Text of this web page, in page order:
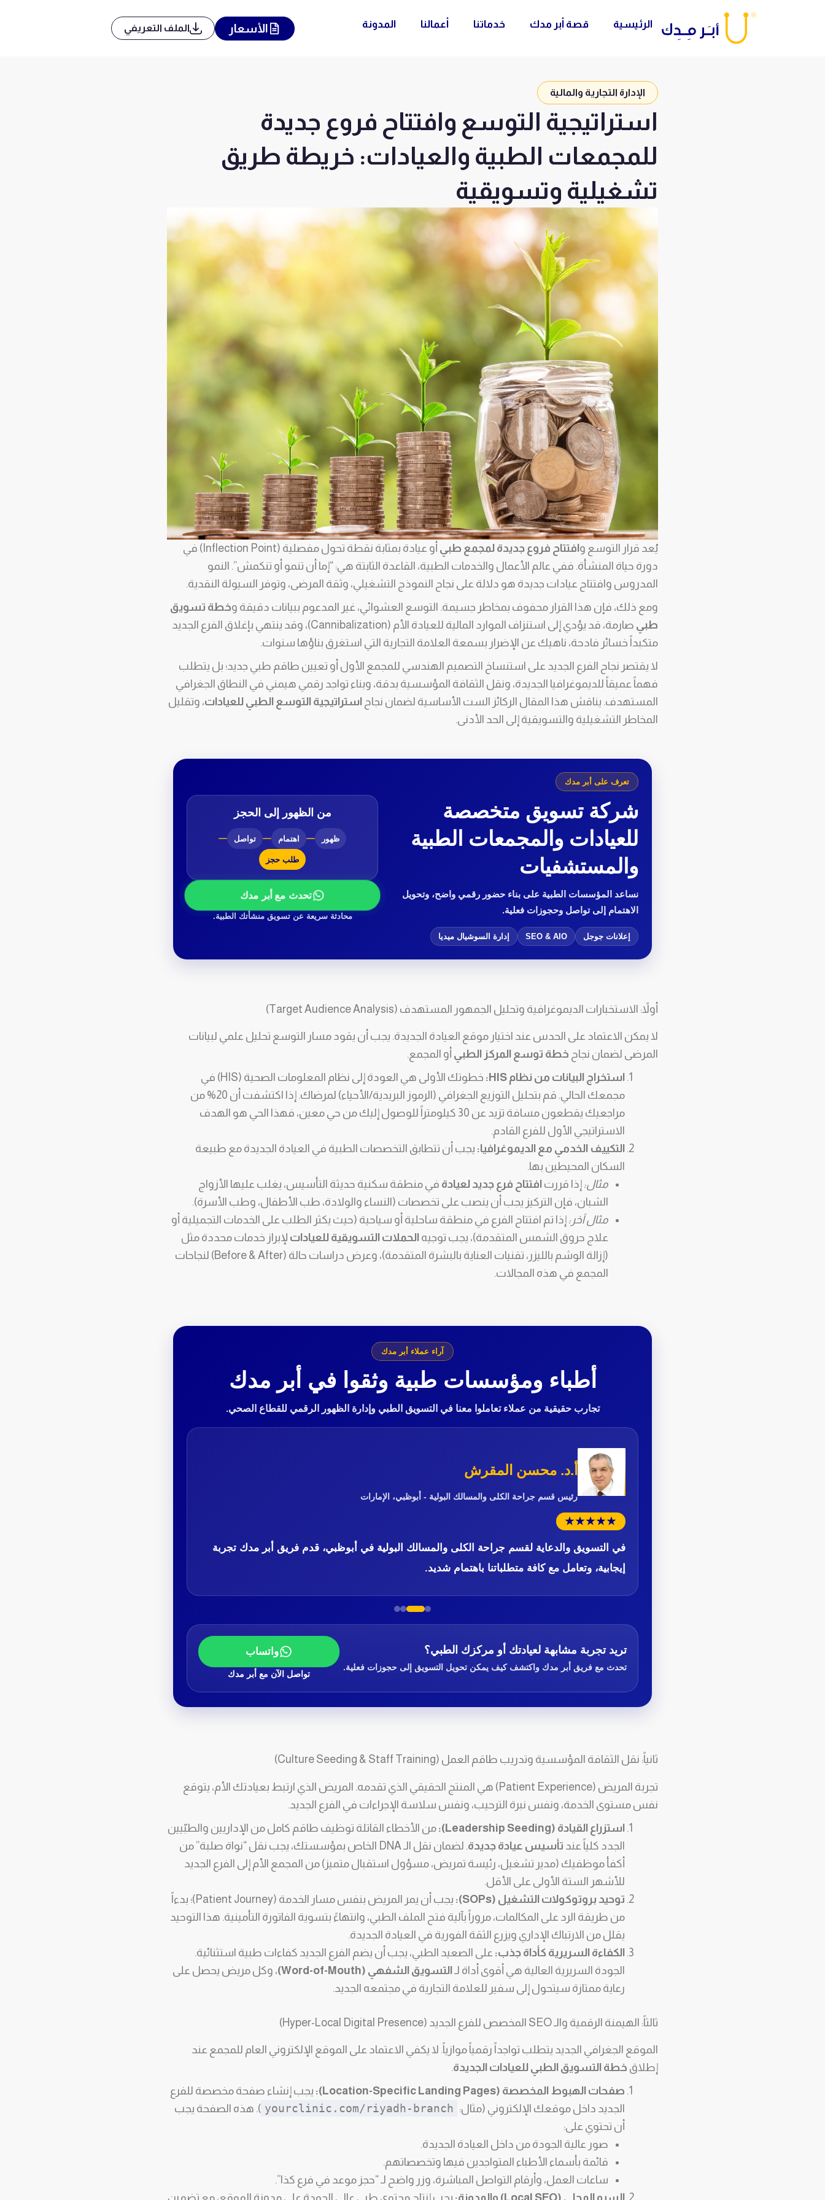
الرئيسية قصة أبر مدك خدماتنا أعمالنا المدونة الأسعار الملف التعريفي
الإدارة التجارية والمالية
استراتيجية التوسع وافتتاح فروع جديدة
للمجمعات الطبية والعيادات: خريطة طريق
تشغيلية وتسويقية
يُعد قرار التوسع وافتتاح فروع جديدة لمجمع طبي
أو عيادة بمثابة نقطة تحول مفصلية (Inflection Point) في
دورة حياة المنشأة. ففي عالم الأعمال والخدمات الطبية، القاعدة الثابتة هي: “إما أن تنمو أو تنكمش”. النمو
المدروس وافتتاح عيادات جديدة هو دلالة على نجاح النموذج التشغيلي، وثقة المرضى، وتوفر السيولة النقدية.
ومع ذلك، فإن هذا القرار محفوف بمخاطر جسيمة. التوسع العشوائي، غير المدعوم ببيانات دقيقة وخطة تسويق
طبي
صارمة، قد يؤدي إلى استنزاف الموارد المالية للعيادة الأم (Cannibalization)، وقد ينتهي بإغلاق الفرع الجديد
متكبداً خسائر فادحة، ناهيك عن الإضرار بسمعة العلامة التجارية التي استغرق بناؤها سنوات.
لا يقتصر نجاح الفرع الجديد على استنساخ التصميم الهندسي للمجمع الأول أو تعيين طاقم طبي جديد؛ بل يتطلب
فهماً عميقاً للديموغرافيا الجديدة، ونقل الثقافة المؤسسية بدقة، وبناء تواجد رقمي هيمني في النطاق الجغرافي
المستهدف. يناقش هذا المقال الركائز الست الأساسية لضمان نجاح استراتيجية التوسع الطبي للعيادات، وتقليل
المخاطر التشغيلية والتسويقية إلى الحد الأدنى.
تعرف على أبر مدك
شركة تسويق متخصصة
للعيادات والمجمعات الطبية
والمستشفيات
نساعد المؤسسات الطبية على بناء حضور رقمي واضح، وتحويل
الاهتمام إلى تواصل وحجوزات فعلية.
إعلانات جوجل SEO & AIO إدارة السوشيال ميديا
من الظهور إلى الحجز
ظهور اهتمام تواصل
طلب حجز
تحدث مع أبر مدك
محادثة سريعة عن تسويق منشأتك الطبية.
أولاً: الاستخبارات الديموغرافية وتحليل الجمهور المستهدف (Target Audience Analysis)
لا يمكن الاعتماد على الحدس عند اختيار موقع العيادة الجديدة. يجب أن يقود مسار التوسع تحليل علمي لبيانات
المرضى لضمان نجاح خطة توسع المركز الطبي أو المجمع.
استخراج البيانات من نظام HIS:
خطوتك الأولى هي العودة إلى نظام المعلومات الصحية (HIS) في
مجمعك الحالي. قم بتحليل التوزيع الجغرافي (الرموز البريدية/الأحياء) لمرضاك. إذا اكتشفت أن 20% من
مراجعيك يقطعون مسافة تزيد عن 30 كيلومتراً للوصول إليك من حي معين، فهذا الحي هو الهدف
الاستراتيجي الأول للفرع القادم.
التكييف الخدمي مع الديموغرافيا: يجب أن تتطابق التخصصات الطبية في العيادة الجديدة مع طبيعة
السكان المحيطين بها.
مثال: إذا قررت افتتاح فرع جديد لعيادة في منطقة سكنية حديثة التأسيس، يغلب عليها الأزواج
الشبان، فإن التركيز يجب أن ينصب على تخصصات (النساء والولادة، طب الأطفال، وطب الأسرة).
مثال آخر: إذا تم افتتاح الفرع في منطقة ساحلية أو سياحية (حيث يكثر الطلب على الخدمات التجميلية أو
علاج حروق الشمس المتقدمة)، يجب توجيه الحملات التسويقية للعيادات لإبراز خدمات محددة مثل
(إزالة الوشم بالليزر، تقنيات العناية بالبشرة المتقدمة)، وعرض دراسات حالة (Before & After) لنجاحات
المجمع في هذه المجالات.
آراء عملاء أبر مدك
أطباء ومؤسسات طبية وثقوا في أبر مدك
تجارب حقيقية من عملاء تعاملوا معنا في التسويق الطبي وإدارة الظهور الرقمي للقطاع الصحي.
أ.د. محسن المقرش
رئيس قسم جراحة الكلى والمسالك البولية - أبوظبي، الإمارات
★★★★★
في التسويق والدعاية لقسم جراحة الكلى والمسالك البولية في أبوظبي، قدم فريق أبر مدك تجربة
إيجابية، وتعامل مع كافة متطلباتنا باهتمام شديد.
تريد تجربة مشابهة لعيادتك أو مركزك الطبي؟
تحدث مع فريق أبر مدك واكتشف كيف يمكن تحويل التسويق إلى حجوزات فعلية.
واتساب
تواصل الآن مع أبر مدك
ثانياً: نقل الثقافة المؤسسية وتدريب طاقم العمل (Culture Seeding & Staff Training)
تجربة المريض (Patient Experience) هي المنتج الحقيقي الذي تقدمه. المريض الذي ارتبط بعيادتك الأم، يتوقع
نفس مستوى الخدمة، ونفس نبرة الترحيب، ونفس سلاسة الإجراءات في الفرع الجديد.
استزراع القيادة (Leadership Seeding):
من الأخطاء القاتلة توظيف طاقم كامل من الإداريين والطبّيين
الجدد كلياً عند تأسيس عيادة جديدة
. لضمان نقل الـ DNA الخاص بمؤسستك، يجب نقل “نواة صلبة” من
أكفأ موظفيك (مدير تشغيل، رئيسة تمريض، مسؤول استقبال متميز) من المجمع الأم إلى الفرع الجديد
للأشهر الستة الأولى على الأقل.
توحيد بروتوكولات التشغيل (SOPs):
يجب أن يمر المريض بنفس مسار الخدمة (Patient Journey)؛ بدءاً
من طريقة الرد على المكالمات، مروراً بآلية فتح الملف الطبي، وانتهاءً بتسوية الفاتورة التأمينية. هذا التوحيد
يقلل من الارتباك الإداري ويزرع الثقة الفورية في العيادة الجديدة.
الكفاءة السريرية كأداة جذب: على الصعيد الطبي، يجب أن يضم الفرع الجديد كفاءات طبية استثنائية.
الجودة السريرية العالية هي أقوى أداة لـالتسويق الشفهي (Word-of-Mouth)
، وكل مريض يحصل على
رعاية ممتازة سيتحول إلى سفير للعلامة التجارية في مجتمعه الجديد.
ثالثاً: الهيمنة الرقمية والـ SEO المخصص للفرع الجديد (Hyper-Local Digital Presence)
الموقع الجغرافي الجديد يتطلب تواجداً رقمياً موازياً. لا يكفي الاعتماد على الموقع الإلكتروني العام للمجمع عند
إطلاق خطة التسويق الطبي للعيادات الجديدة.
صفحات الهبوط المخصصة (Location-Specific Landing Pages):
يجب إنشاء صفحة مخصصة للفرع
الجديد داخل موقعك الإلكتروني (مثال: yourclinic.com/riyadh-branch ). هذه الصفحة يجب
أن تحتوي على:
صور عالية الجودة من داخل العيادة الجديدة.
قائمة بأسماء الأطباء المتواجدين فيها وتخصصاتهم.
ساعات العمل، وأرقام التواصل المباشرة، وزر واضح لـ “حجز موعد في فرع كذا”.